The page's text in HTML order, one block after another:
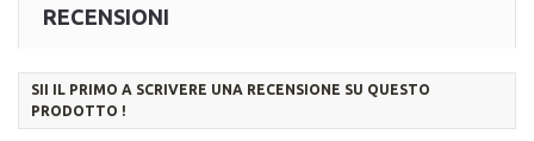
RECENSIONI
SII IL PRIMO A SCRIVERE UNA RECENSIONE SU QUESTO
PRODOTTO !